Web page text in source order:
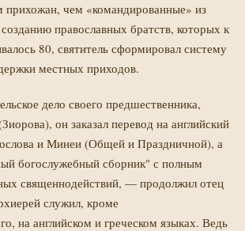
чем «командированные» из
православных братств, которых к
80, святитель сформировал систему
местных приходов.
дело своего предшественника,
он заказал перевод на английский
и Минеи (Общей и Праздничной), а
богослужебный сборник" с полным
священнодействий, — продолжил отец
служил, кроме
на английском и греческом языках. Ведь